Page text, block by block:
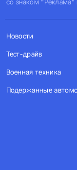
со знаком "Реклама"
Новости
Тест-драйв
Военная техника
Подержанные